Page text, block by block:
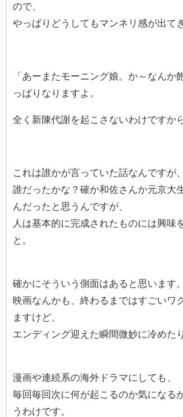
ので、
やっぱりどうしてもマンネリ感が出て
「あーまたモーニング娘。か～なんか
っぱりなりますよ。
全く新陳代謝を起こさないわけですから
これは誰かが言っていた話なんですが、
誰だったかな？確か和佐さんか元京大
んだったと思うんですが、
人は基本的に完成されたものには興味
と。
確かにそういう側面はあると思います。
映画なんかも、終わるまではすごいワ
ますけど、
エンディング迎えた瞬間微妙に冷めた
漫画や連続系の海外ドラマにしても、
毎回毎回次に何が起こるのか気になる
うわけです。